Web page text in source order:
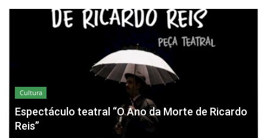
Cultura
Espectáculo teatral “O Ano da Morte de Ricardo
Reis”